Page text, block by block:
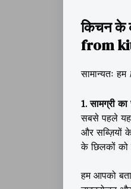
किचन के
from
सामान्यतः हम
1. सामग्री
सबसे पहले
और सब्ज़ियों
के छिलकों को
हम आपको बता